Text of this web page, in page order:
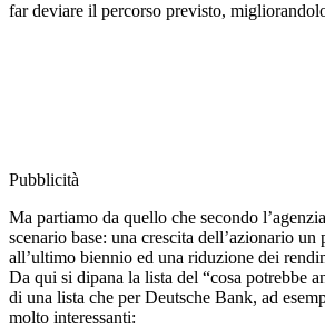
far deviare il percorso previsto,
Pubblicità
Ma partiamo da quello che secondo
scenario base: una crescita dell’azionario un
all’ultimo biennio ed una riduzione dei
Da qui si dipana la lista del “cosa potrebbe
di una lista che per Deutsche Bank, ad
molto interessanti: